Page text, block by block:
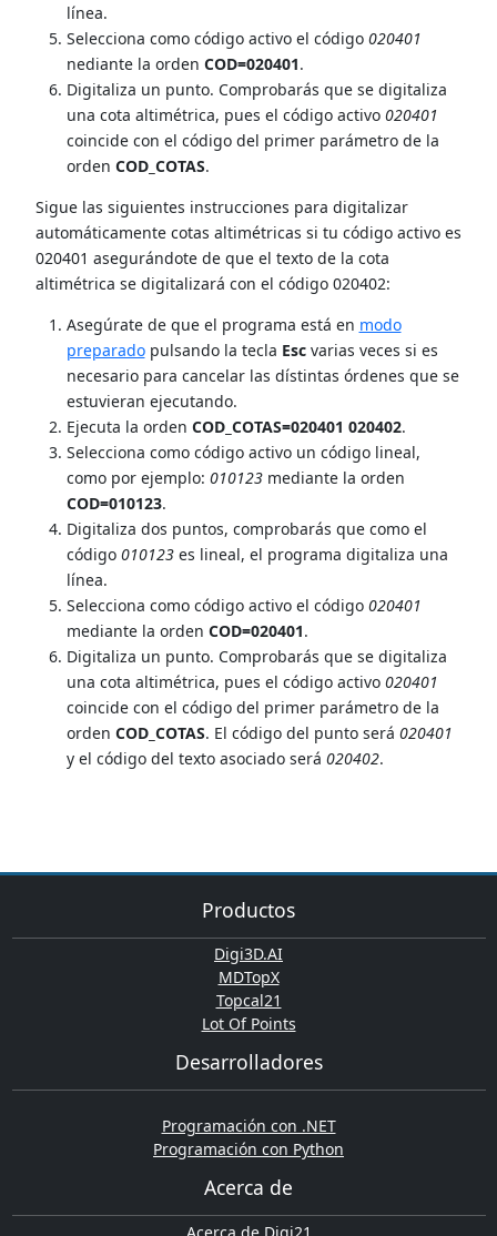
línea.
Selecciona como código activo el código 020401
nediante la orden COD=020401.
Digitaliza un punto. Comprobarás que se digitaliza
una cota altimétrica, pues el código activo 020401
coincide con el código del primer parámetro de la
orden COD_COTAS.
Sigue las siguientes instrucciones para digitalizar
automáticamente cotas altimétricas si tu código activo es
020401 asegurándote de que el texto de la cota
altimétrica se digitalizará con el código 020402:
Asegúrate de que el programa está en modo
preparadopulsando la tecla Escvarias veces si es
necesario para cancelar las dístintas órdenes que se
estuvieran ejecutando.
Ejecuta la orden COD_COTAS=020401 020402.
Selecciona como código activo un código lineal,
como por ejemplo: 010123mediante la orden
COD=010123.
Digitaliza dos puntos, comprobarás que como el
código 010123es lineal, el programa digitaliza una
línea.
Selecciona como código activo el código 020401
mediante la orden COD=020401.
Digitaliza un punto. Comprobarás que se digitaliza
una cota altimétrica, pues el código activo 020401
coincide con el código del primer parámetro de la
orden COD_COTAS. El código del punto será 020401
y el código del texto asociado será 020402.
Productos
Digi3D.AI
MDTopX
Topcal21
Lot Of Points
Desarrolladores
Programación con .NET
Programación con Python
Acerca de
Acerca de Digi21